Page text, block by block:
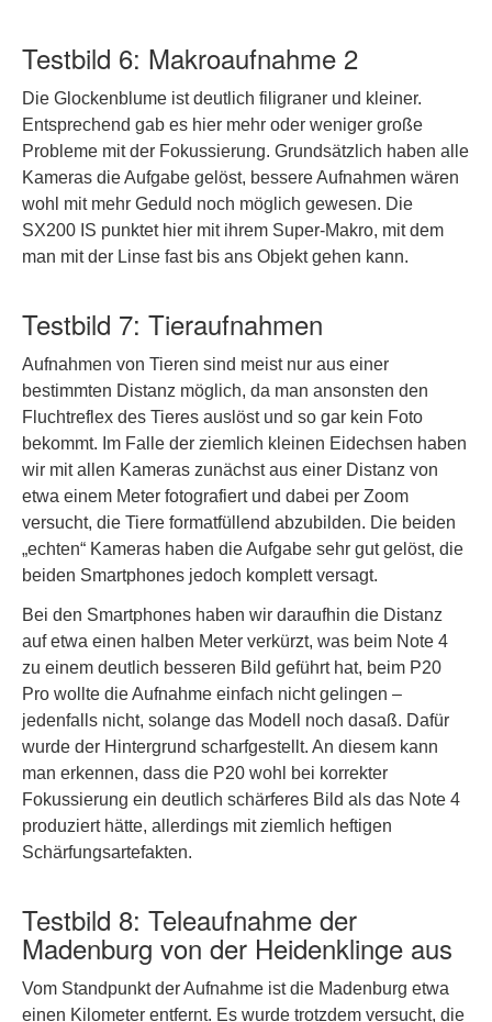
Testbild 6: Makroaufnahme 2
Die Glockenblume ist deutlich filigraner und kleiner.
Entsprechend gab es hier mehr oder weniger große
Probleme mit der Fokussierung. Grundsätzlich haben alle
Kameras die Aufgabe gelöst, bessere Aufnahmen wären
wohl mit mehr Geduld noch möglich gewesen. Die
SX200 IS punktet hier mit ihrem Super-Makro, mit dem
man mit der Linse fast bis ans Objekt gehen kann.
Testbild 7: Tieraufnahmen
Aufnahmen von Tieren sind meist nur aus einer
bestimmten Distanz möglich, da man ansonsten den
Fluchtreflex des Tieres auslöst und so gar kein Foto
bekommt. Im Falle der ziemlich kleinen Eidechsen haben
wir mit allen Kameras zunächst aus einer Distanz von
etwa einem Meter fotografiert und dabei per Zoom
versucht, die Tiere formatfüllend abzubilden. Die beiden
„echten“ Kameras haben die Aufgabe sehr gut gelöst, die
beiden Smartphones jedoch komplett versagt.
Bei den Smartphones haben wir daraufhin die Distanz
auf etwa einen halben Meter verkürzt, was beim Note 4
zu einem deutlich besseren Bild geführt hat, beim P20
Pro wollte die Aufnahme einfach nicht gelingen –
jedenfalls nicht, solange das Modell noch dasaß. Dafür
wurde der Hintergrund scharfgestellt. An diesem kann
man erkennen, dass die P20 wohl bei korrekter
Fokussierung ein deutlich schärferes Bild als das Note 4
produziert hätte, allerdings mit ziemlich heftigen
Schärfungsartefakten.
Testbild 8: Teleaufnahme der
Madenburg von der Heidenklinge aus
Vom Standpunkt der Aufnahme ist die Madenburg etwa
einen Kilometer entfernt. Es wurde trotzdem versucht, die